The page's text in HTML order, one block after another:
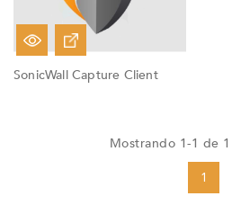
SonicWall Capture Client
Mostrando 1-1 de
1